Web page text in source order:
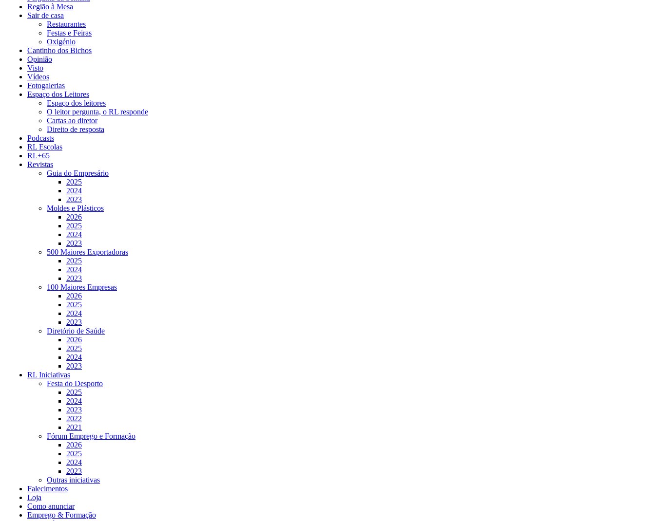
Região à Mesa
Sair de casa
Restaurantes
Festas e Feiras
Oxigénio
Cantinho dos Bichos
Opinião
Visto
Vídeos
Fotogalerias
Espaço dos Leitores
Espaço dos leitores
O leitor pergunta, o RL responde
Cartas ao diretor
Direito de resposta
Podcasts
RL Escolas
RL+65
Revistas
Guia do Empresário
2025
2024
2023
Moldes e Plásticos
2026
2025
2024
2023
500 Maiores Exportadoras
2025
2024
2023
100 Maiores Empresas
2026
2025
2024
2023
Diretório de Saúde
2026
2025
2024
2023
RL Iniciativas
Festa do Desporto
2025
2024
2023
2022
2021
Fórum Emprego e Formação
2026
2025
2024
2023
Outras iniciativas
Falecimentos
Loja
Como anunciar
Emprego & Formação